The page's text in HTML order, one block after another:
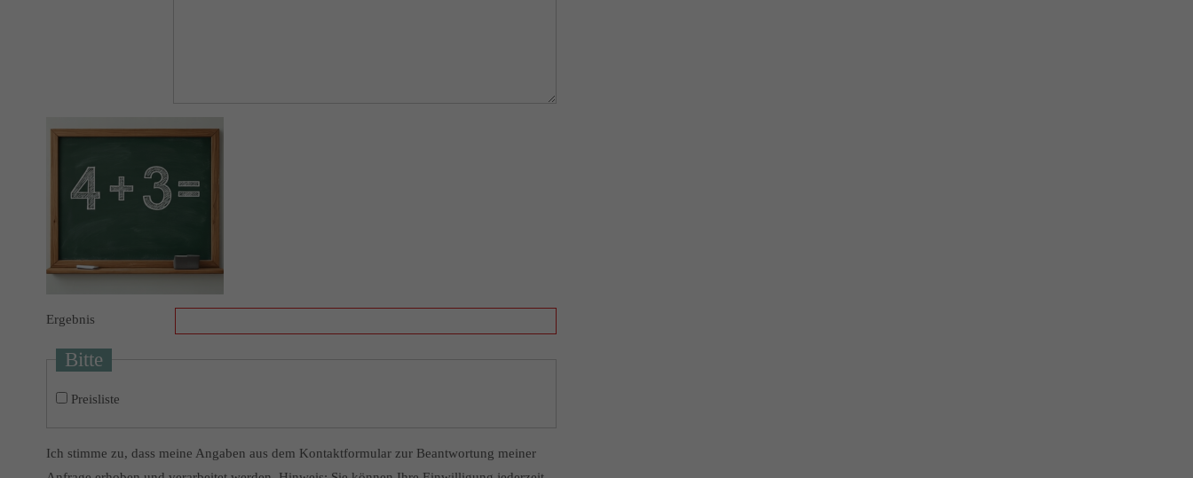
Ergebnis
Bitte
Preisliste
Ich stimme zu, dass meine Angaben aus dem Kontaktformular zur Beantwortung meiner